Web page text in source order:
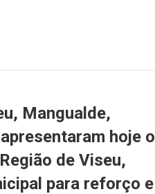
Mangualde,
hoje o
de Viseu,
para reforço e